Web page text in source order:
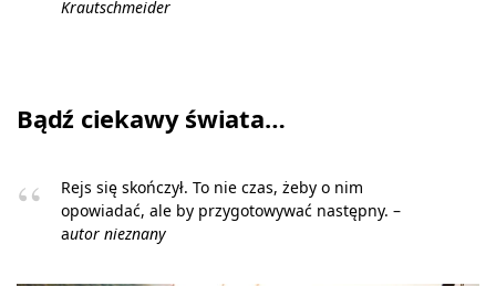
Krautschmeider
Bądź ciekawy świata…
Rejs się skończył. To nie czas, żeby o nim
opowiadać, ale by przygotowywać następny. –
autor nieznany